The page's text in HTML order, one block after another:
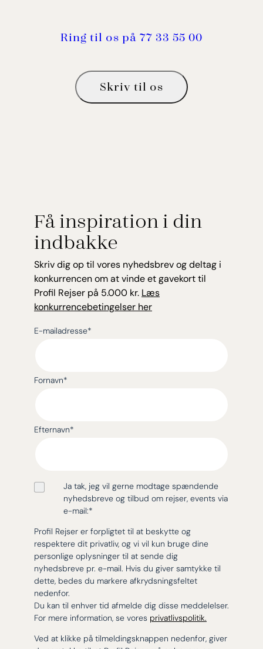
Ring til os på 77 33 55 00
Skriv til os
Få inspiration i din
indbakke
Skriv dig op til vores nyhedsbrev og deltag i
konkurrencen om at vinde et gavekort til
Profil Rejser på 5.000 kr. Læs
konkurrencebetingelser her
E-mailadresse*
Fornavn*
Efternavn*
Ja tak, jeg vil gerne modtage spændende
nyhedsbreve og tilbud om rejser, events via
e-mail:*
Profil Rejser er forpligtet til at beskytte og
respektere dit privatliv, og vi vil kun bruge dine
personlige oplysninger til at sende dig
nyhedsbreve pr. e-mail. Hvis du giver samtykke til
dette, bedes du markere afkrydsningsfeltet
nedenfor.
Du kan til enhver tid afmelde dig disse meddelelser.
For mere information, se vores privatlivspolitik.
Ved at klikke på tilmeldingsknappen nedenfor, giver